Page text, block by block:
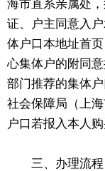
海市直系亲属处
证、户主同意入
体户口本地址首
心集体户的附同
部门推荐的集体
社会保障局（上
户口若报入本人
三、办理流程